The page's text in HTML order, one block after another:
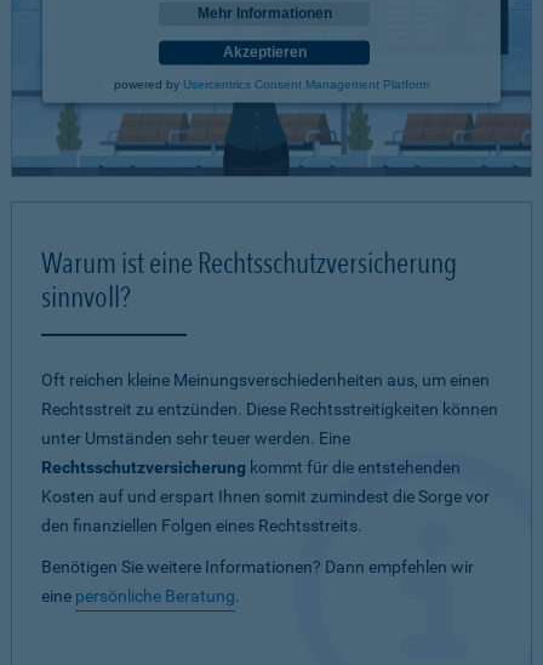
Mehr Informationen
Akzeptieren
powered by Usercentrics Consent Management Platform
Warum ist eine Rechtsschutzversicherung
sinnvoll?
Oft reichen kleine Meinungsverschiedenheiten aus, um einen
Rechtsstreit zu entzünden. Diese Rechtsstreitigkeiten können
unter Umständen sehr teuer werden. Eine
Rechtsschutzversicherung kommt für die entstehenden
Kosten auf und erspart Ihnen somit zumindest die Sorge vor
den finanziellen Folgen eines Rechtsstreits.
Benötigen Sie weitere Informationen? Dann empfehlen wir
eine persönliche Beratung.